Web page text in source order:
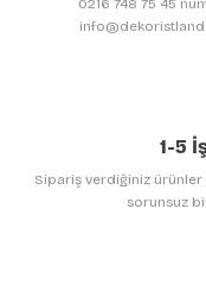
0216 748 75 45
1-5
Sipariş verdiğiniz ürünler
sorunsuz